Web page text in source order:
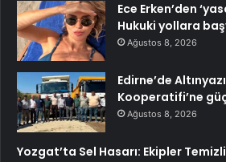
Ece Erken’den
Hukuki yollara
Ağustos 8, 2026
Edirne’de
Kooperatifi’ne
Ağustos 8, 2026
Yozgat’ta Sel Hasarı: Ekipler